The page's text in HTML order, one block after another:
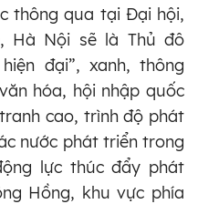
thông qua tại Đại hội,
Hà Nội sẽ là Thủ đô
đại”, xanh, thông
hóa, hội nhập quốc
cao, trình độ phát
nước phát triển trong
lực thúc đẩy phát
Hồng, khu vực phía